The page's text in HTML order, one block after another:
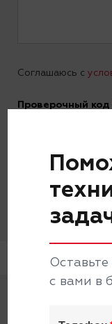
Соглашаюсь с
Проверочный код
Оставьте
с вами в